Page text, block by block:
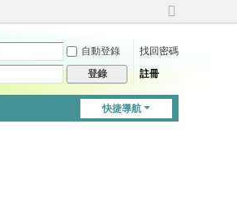
切
到
自動登錄
找回密碼
登錄 註冊
快捷導航